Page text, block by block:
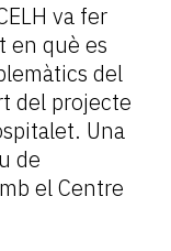
va fer
en què es
del
del projecte
Una
de
el Centre